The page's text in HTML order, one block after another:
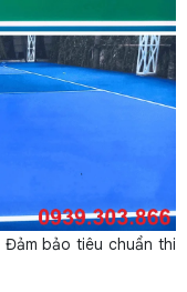
Đảm bảo tiêu chuẩn thi